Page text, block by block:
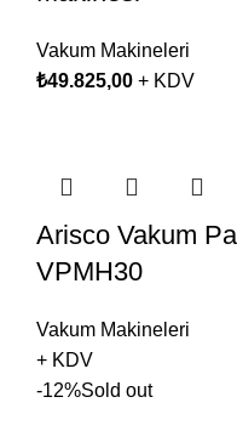
Vakum Makineleri
₺49.825,00 + KDV
Arisco Vakum
VPMH30
Vakum Makineleri
+ KDV
-12%Sold out